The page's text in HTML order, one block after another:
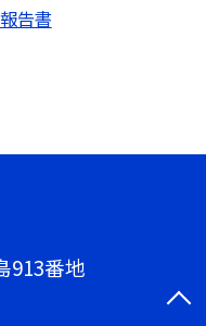
告書
913番地